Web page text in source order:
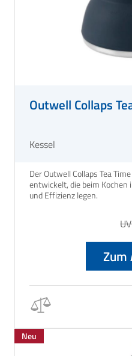
Outwell Collaps
Kessel
Der Outwell Collaps Tea
entwickelt, die beim
Zum
Neu